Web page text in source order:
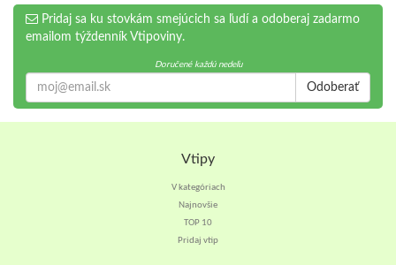
Pridaj sa ku stovkám smejúcich sa ľudí a odoberaj zadarmo
emailom týždenník Vtipoviny.
Doručené každú nedeľu
Odoberať
Vtipy
V kategóriach
Najnovšie
TOP 10
Pridaj vtip